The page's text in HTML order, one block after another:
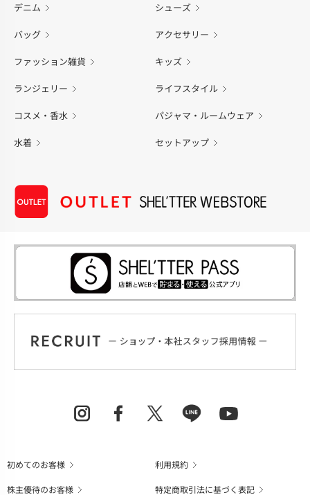
デニム シューズ
バッグ アクセサリー
ファッション雑貨 キッズ
ランジェリー ライフスタイル
コスメ・香水 パジャマ・ルームウェア
水着 セットアップ
初めてのお客様
利用規約
株主優待のお客様
特定商取引法に基づく表記